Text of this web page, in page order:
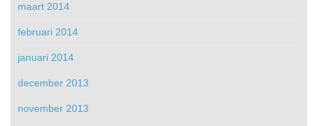
maart 2014
februari 2014
januari 2014
december 2013
november 2013